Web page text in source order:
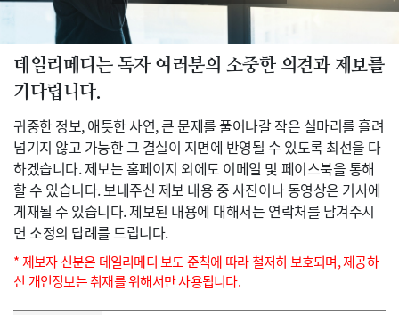
데일리메디는 독자 여러분의 소중한 의견과 제보를
기다립니다.
귀중한 정보, 애틋한 사연, 큰 문제를 풀어나갈 작은 실마리를 흘려
넘기지 않고 가능한 그 결실이 지면에 반영될 수 있도록 최선을 다
하겠습니다. 제보는 홈페이지 외에도 이메일 및 페이스북을 통해
할 수 있습니다. 보내주신 제보 내용 중 사진이나 동영상은 기사에
게재될 수 있습니다. 제보된 내용에 대해서는 연락처를 남겨주시
면 소정의 답례를 드립니다.
* 제보자 신분은 데일리메디 보도 준칙에 따라 철저히 보호되며, 제공하
신 개인정보는 취재를 위해서만 사용됩니다.